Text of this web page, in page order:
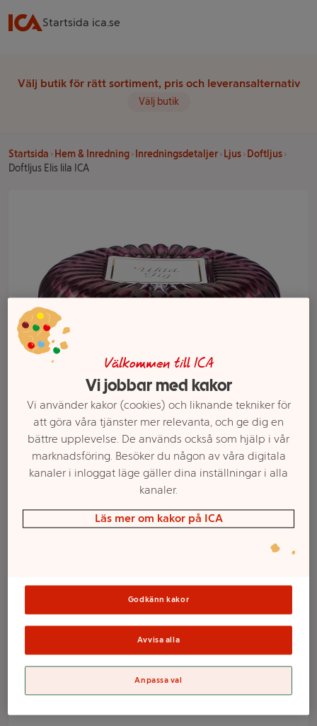
Startsida ica.se
Välj butik för rätt sortiment, pris och leveransalternativ
Välj butik
Startsida Hem & Inredning Inredningsdetaljer Ljus
Doftljus
Doftljus Elis lila ICA
Doftljus Elis lila
ICA
Sortimentet kan variera mellan butikerna
Välkommen till ICA
Vi jobbar med kakor
Vi använder kakor (cookies) och liknande tekniker för
att göra våra tjänster mer relevanta, och ge dig en
bättre upplevelse. De används också som hjälp i vår
marknadsföring. Besöker du någon av våra digitala
kanaler i inloggat läge gäller dina inställningar i alla
kanaler.
Läs mer om kakor på ICA
Godkänn kakor
Avvisa alla
Anpassa val